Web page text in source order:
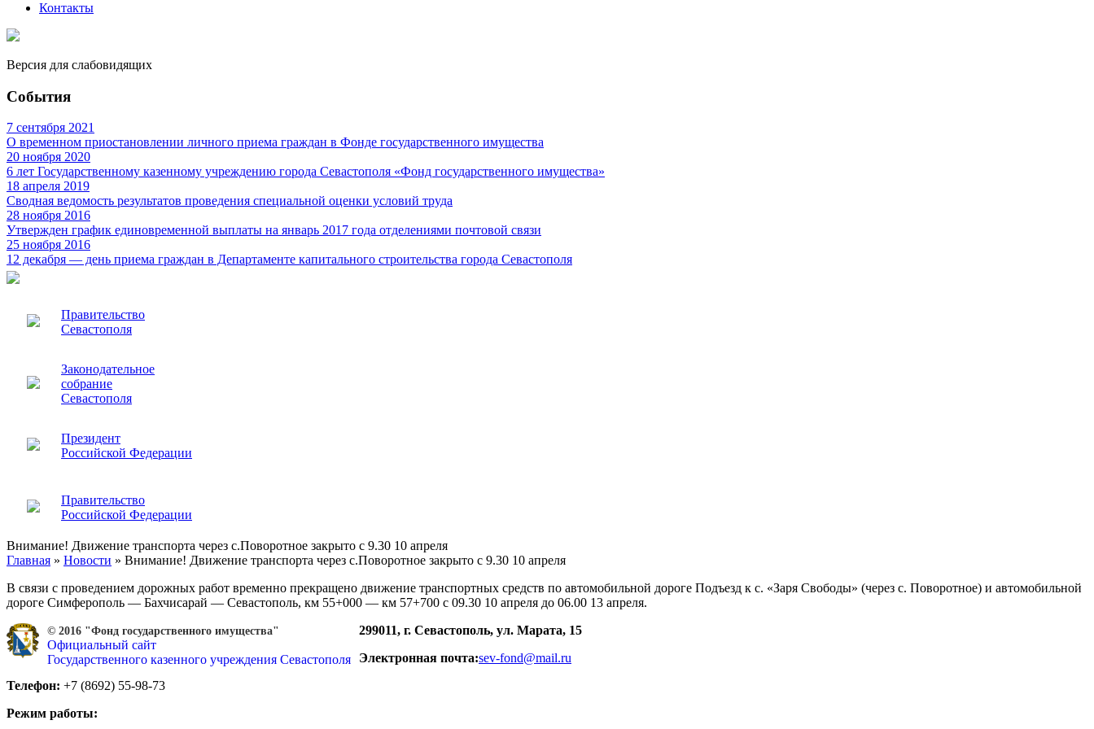
Контакты
Версия для слабовидящих
События
7 сентября 2021
О временном приостановлении личного приема граждан в Фонде государственного имущества
20 ноября 2020
6 лет Государственному казенному учреждению города Севастополя «Фонд государственного имущества»
18 апреля 2019
Сводная ведомость результатов проведения специальной оценки условий труда
28 ноября 2016
Утвержден график единовременной выплаты на январь 2017 года отделениями почтовой связи
25 ноября 2016
12 декабря — день приема граждан в Департаменте капитального строительства города Севастополя
Правительство
Севастополя
Законодательное
собрание
Севастополя
Президент
Российской Федерации
Правительство
Российской Федерации
Внимание! Движение транспорта через с.Поворотное закрыто с 9.30 10 апреля
Главная » Новости » Внимание! Движение транспорта через с.Поворотное закрыто с 9.30 10 апреля
В связи с проведением дорожных работ временно прекращено движение транспортных средств по автомобильной дороге Подъезд к с. «Заря Свободы» (через с. Поворотное) и автомобильной
дороге Симферополь — Бахчисарай — Севастополь, км 55+000 — км 57+700 с 09.30 10 апреля до 06.00 13 апреля.
© 2016 "Фонд государственного имущества"
Официальный сайт
Государственного казенного учреждения Севастополя
299011, г. Севастополь, ул. Марата, 15
Электронная почта:sev-fond@mail.ru
Телефон: +7 (8692) 55-98-73
Режим работы: